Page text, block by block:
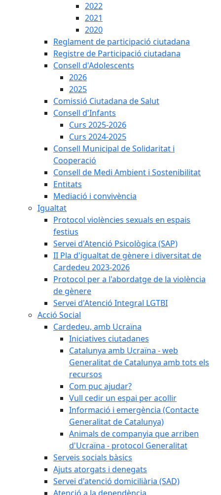
2022
2021
2020
Reglament de participació ciutadana
Registre de Participació ciutadana
Consell d'Adolescents
2026
2025
Comissió Ciutadana de Salut
Consell d'Infants
Curs 2025-2026
Curs 2024-2025
Consell Municipal de Solidaritat i
Cooperació
Consell de Medi Ambient i Sostenibilitat
Entitats
Mediació i convivència
Igualtat
Protocol violències sexuals en espais
festius
Servei d'Atenció Psicològica (SAP)
II Pla d'igualtat de gènere i diversitat de
Cardedeu 2023-2026
Protocol per a l'abordatge de la violència
de gènere
Servei d'Atenció Integral LGTBI
Acció Social
Cardedeu, amb Ucraïna
Iniciatives ciutadanes
Catalunya amb Ucraïna - web
Generalitat de Catalunya amb tots els
recursos
Com puc ajudar?
Vull cedir un espai per acollir
Informació i emergència (Contacte
Generalitat de Catalunya)
Animals de companyia que arriben
d'Ucraïna - protocol Generalitat
Serveis socials bàsics
Ajuts atorgats i denegats
Servei d'atenció domiciliària (SAD)